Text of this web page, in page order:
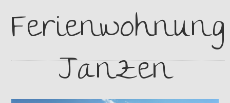
Ferienwohnung
Janzen